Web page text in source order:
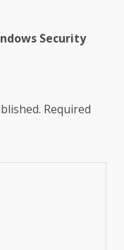
Security
Required